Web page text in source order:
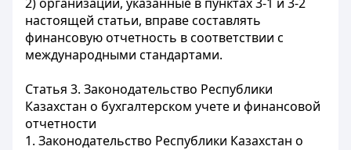
настоящей статьи, вправе составлять
финансовую отчетность в соответствии с
международными стандартами.
Статья 3. Законодательство Республики
Казахстан о бухгалтерском учете и финансовой
отчетности
1. Законодательство Республики Казахстан о